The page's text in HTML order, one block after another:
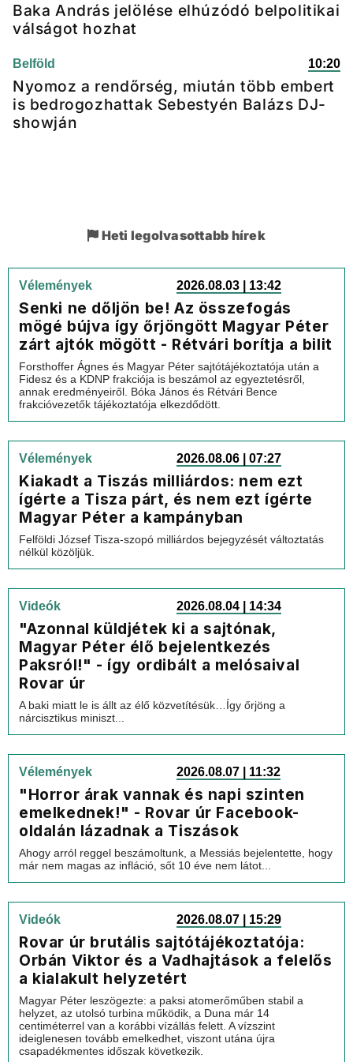
Baka András jelölése elhúzódó belpolitikai
válságot hozhat
Belföld 10:20
Nyomoz a rendőrség, miután több embert
is bedrogozhattak Sebestyén Balázs DJ-
showján
Heti legolvasottabb hírek
Vélemények 2026.08.03 | 13:42
Senki ne dőljön be! Az összefogás
mögé bújva így őrjöngött Magyar Péter
zárt ajtók mögött - Rétvári borítja a bilit
Forsthoffer Ágnes és Magyar Péter sajtótájékoztatója után a
Fidesz és a KDNP frakciója is beszámol az egyeztetésről,
annak eredményeiről. Bóka János és Rétvári Bence
frakcióvezetők tájékoztatója elkezdődött.
Vélemények 2026.08.06 | 07:27
Kiakadt a Tiszás milliárdos: nem ezt
ígérte a Tisza párt, és nem ezt ígérte
Magyar Péter a kampányban
Felföldi József Tisza-szopó milliárdos bejegyzését változtatás
nélkül közöljük.
Videók 2026.08.04 | 14:34
"Azonnal küldjétek ki a sajtónak,
Magyar Péter élő bejelentkezés
Paksról!" - így ordibált a melósaival
Rovar úr
A baki miatt le is állt az élő közvetítésük…Így őrjöng a
nárcisztikus miniszt...
Vélemények 2026.08.07 | 11:32
"Horror árak vannak és napi szinten
emelkednek!" - Rovar úr Facebook-
oldalán lázadnak a Tiszások
Ahogy arról reggel beszámoltunk, a Messiás bejelentette, hogy
már nem magas az infláció, sőt 10 éve nem látot...
Videók 2026.08.07 | 15:29
Rovar úr brutális sajtótájékoztatója:
Orbán Viktor és a Vadhajtások a felelős
a kialakult helyzetért
Magyar Péter leszögezte: a paksi atomerőműben stabil a
helyzet, az utolsó turbina működik, a Duna már 14
centiméterrel van a korábbi vízállás felett. A vízszint
ideiglenesen tovább emelkedhet, viszont utána újra
csapadékmentes időszak következik.